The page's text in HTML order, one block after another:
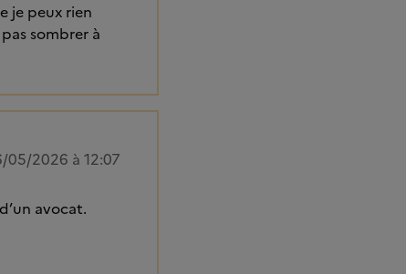
je peux rien
sombrer à
05/2026 à 12:07
avocat.